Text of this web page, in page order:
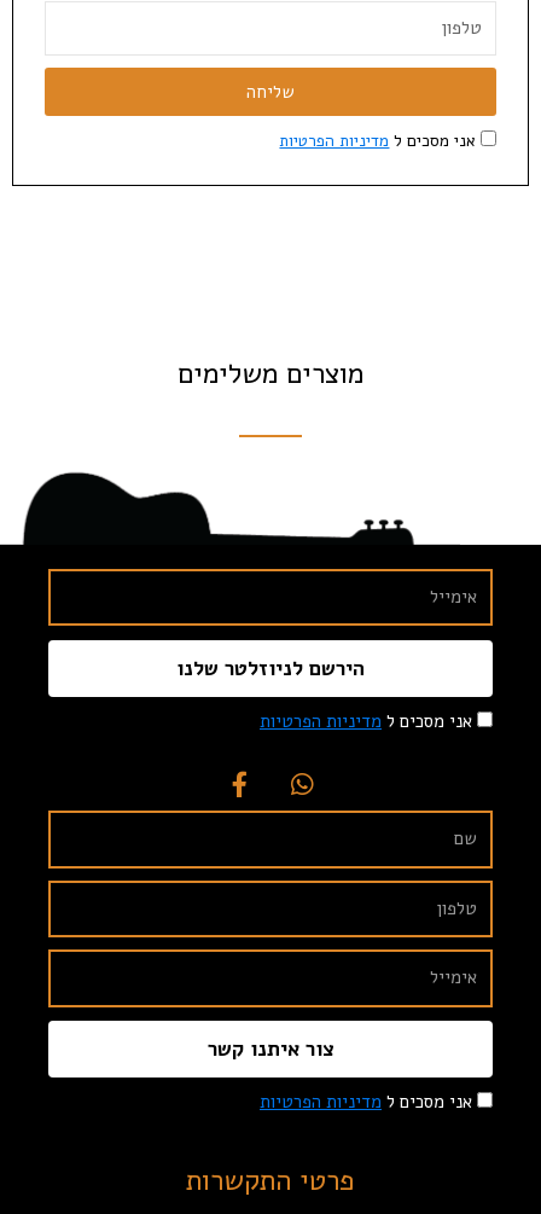
אני מסכים ל מדיניות הפרטיות
שליחה
מוצרים משלימים
אני מסכים ל מדיניות הפרטיות
הירשם לניוזלטר שלנו
אני מסכים ל מדיניות הפרטיות
צור איתנו קשר
פרטי התקשרות